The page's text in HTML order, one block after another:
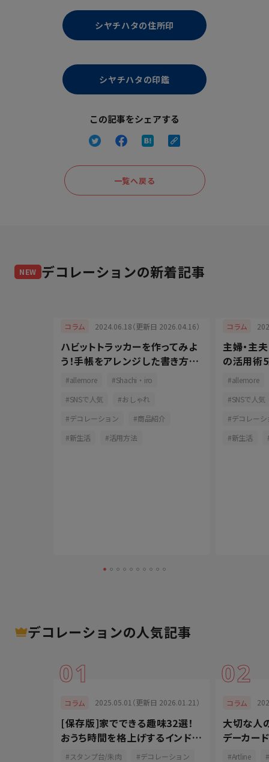
シヤチハタの住所印
シヤチハタの印鑑
この記事をシェアする
一覧へ戻る
NEW デコレーションの新着記事
コラム 2024.06.18（更新日 2026.04.16）
ハビットトラッカーを作ってみよ
う！手帳をアレンジした書き方と
長続きの秘訣
allemore
Shachi・iro
SNSで人気
おしゃれ
デコレーション
商品紹介
新生活
活用方法
コラム
主婦・主
の活用術
コツをご
allemore
SNSで人気
デコレーシ
新生活
デコレーションの人気記事
01
コラム 2025.05.01（更新日 2026.01.21）
[保存版]家でできる趣味32選！
おうち時間を格上げするインドア
派スタンプ台/朱肉
デコレーション
02
コラム
大切な人
デーカー
に！Artline